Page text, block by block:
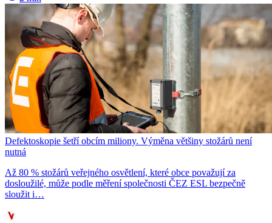
Defektoskopie šetří obcím miliony. Výměna většiny stožárů není
nutná
Až 80 % stožárů veřejného osvětlení, které obce považují za
dosloužilé, může podle měření společnosti ČEZ ESL bezpečně
sloužit i…